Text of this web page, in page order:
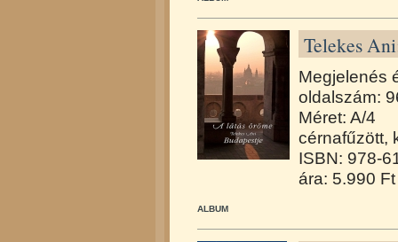
Telekes
Megjelenés
oldalszám:
Méret: A/4
cérnafűzött,
ISBN: 978-
ára: 5.990 Ft
ALBUM